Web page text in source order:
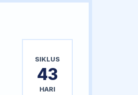
SIKLUS
43
HARI